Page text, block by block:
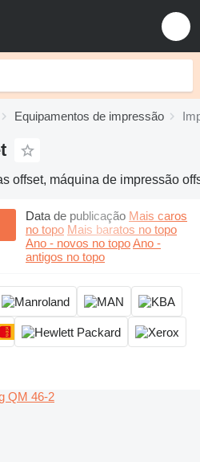
Equipamentos de impressão
offset, máquina de impressão
Data de publicação Mais caros
no topo Mais baratos no topo
Ano - novos no topoAno -
antigos no topo